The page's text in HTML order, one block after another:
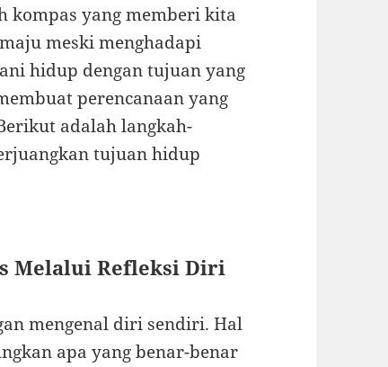
kompas yang memberi kita
meski menghadapi
hidup dengan tujuan yang
perencanaan yang
adalah langkah-
tujuan hidup
Melalui Refleksi Diri
mengenal diri sendiri. Hal
apa yang benar-benar